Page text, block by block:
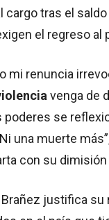
cargo tras el
el regreso al
mi renuncia
venga de
poderes se
una muerte
con su
Brañez justifica